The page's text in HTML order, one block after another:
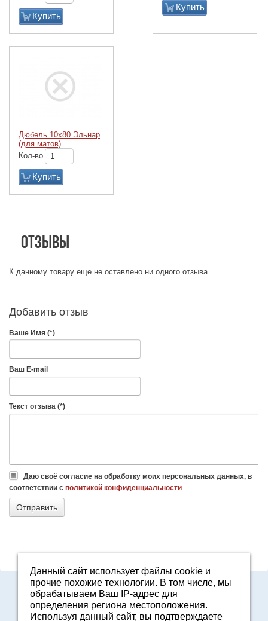
Купить
Купить
Дюбель 10х80 Эльнар
(для матов)
Кол-во
Купить
Отзывы
К данному товару еще не оставлено ни одного отзыва
Добавить отзыв
Ваше Имя (*)
Ваш E-mail
Текст отзыва (*)
Даю своё согласие на обработку моих персональных данных, в
соответствии с политикой конфиденциальности
8-800-7000-371
2161601@agro96.ru
Политика конфиденциальности
Данный сайт использует файлы cookie и
прочие похожие технологии. В том числе, мы
обрабатываем Ваш IP-адрес для
определения региона местоположения.
Используя данный сайт, вы подтверждаете